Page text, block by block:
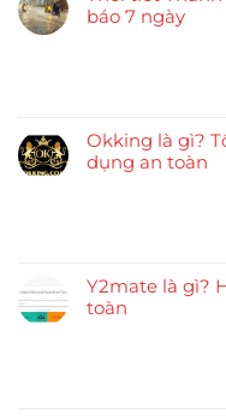
báo 7 ngày
Okking là gì?
dụng an toàn
Y2mate là gì?
toàn